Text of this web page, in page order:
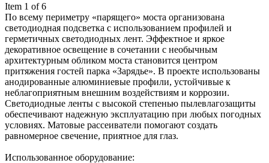
Item 1 of 6
По всему периметру «парящего» моста организована
светодиодная подсветка с использованием профилей и
герметичных светодиодных лент. Эффектное и яркое
декоративное освещение в сочетании с необычным
архитектурным обликом моста становится центром
притяжения гостей парка «Зарядье». В проекте использованы
анодированные алюминиевые профили, устойчивые к
неблагоприятным внешним воздействиям и коррозии.
Светодиодные ленты с высокой степенью пылевлагозащиты
обеспечивают надежную эксплуатацию при любых погодных
условиях. Матовые рассеиватели помогают создать
равномерное свечение, приятное для глаз.
Использованное оборудование: